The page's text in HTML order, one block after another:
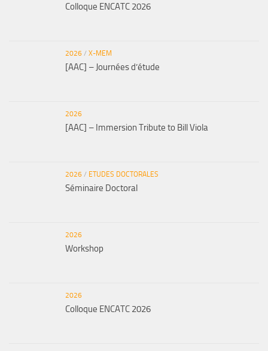
Colloque ENCATC 2026
2026 / X-MEM
[AAC] – Journées d’étude
2026
[AAC] – Immersion Tribute to Bill Viola
2026 / ETUDES DOCTORALES
Séminaire Doctoral
2026
Workshop
2026
Colloque ENCATC 2026